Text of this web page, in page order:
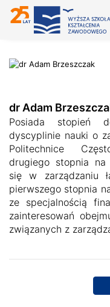
dr Adam
Posiada stopień
dyscyplinie nauki o
Politechnice
drugiego stopnia na
się w zarządzaniu
pierwszego stopnia
ze specjalnością
zainteresowań
związanych z